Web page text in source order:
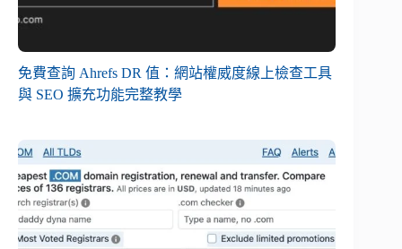
免費查詢 Ahrefs DR 值：網站權威度線上檢查工具
與 SEO 擴充功能完整教學